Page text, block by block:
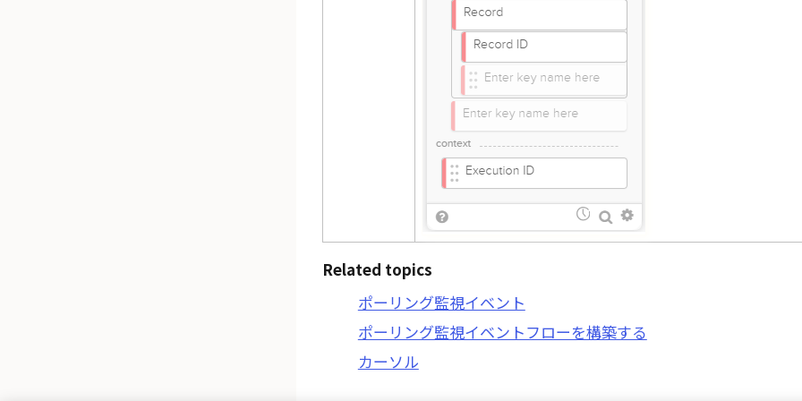
Related topics
ポーリング監視イベント
ポーリング監視イベントフローを構築する
カーソル